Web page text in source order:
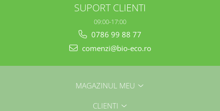
SUPORT CLIENTI
09:00-17:00
0786 99 88 77
comenzi@bio-eco.ro
MAGAZINUL MEU
CLIENTI